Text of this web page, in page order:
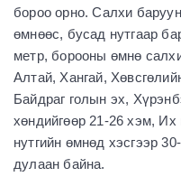
бороо орно. Салхи
өмнөөс, бусад нутгаар
метр, борооны өмнө
Алтай, Хангай,
Байдраг голын эх,
хөндийгөөр 21-26 хэм, Их
нутгийн өмнөд хэсгээр
дулаан байна.